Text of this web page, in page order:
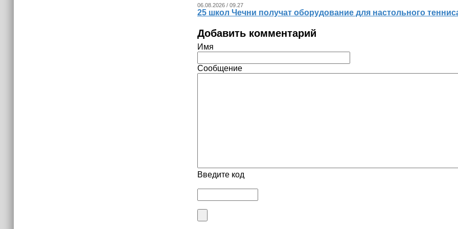
06.08.2026 / 09.27
25 школ Чечни получат оборудование для настольного
Добавить комментарий
Имя
Сообщение
Введите код